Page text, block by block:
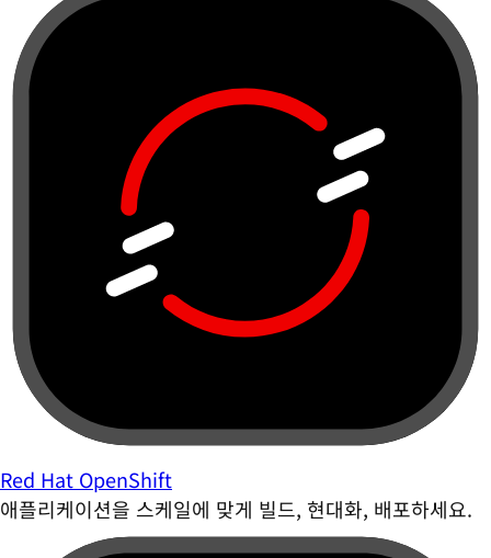
Red Hat OpenShift
애플리케이션을 스케일에 맞게 빌드, 현대화, 배포하세요.